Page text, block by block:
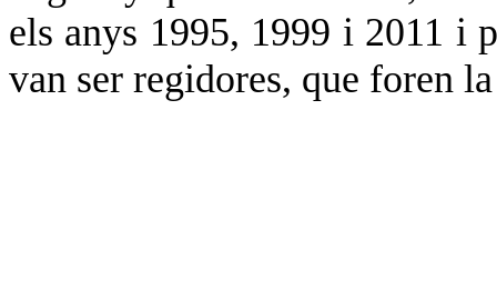
els anys 1995, 1999 i 2011 i
van ser regidores, que foren